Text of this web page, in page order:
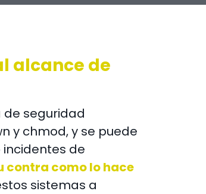
alcance de
de seguridad
y chmod, y se puede
de
contra como lo hace
sistemas a